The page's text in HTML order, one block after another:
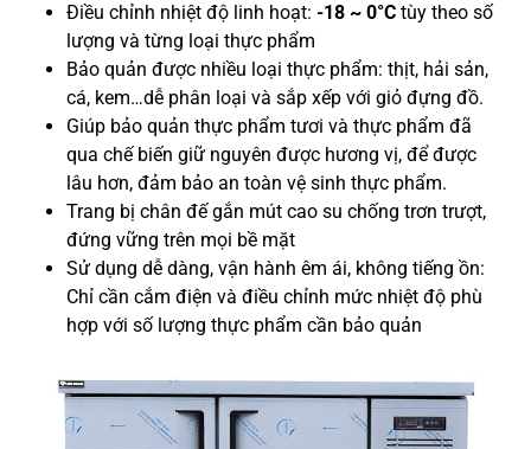
Điều chỉnh nhiệt độ linh hoạt: -18 ~ 0°C tùy theo số
lượng và từng loại thực phẩm
Bảo quản được nhiều loại thực phẩm: thịt, hải sản,
cá, kem…dễ phân loại và sắp xếp với giỏ đựng đồ.
Giúp bảo quản thực phẩm tươi và thực phẩm đã
qua chế biến giữ nguyên được hương vị, để được
lâu hơn, đảm bảo an toàn vệ sinh thực phẩm.
Trang bị chân đế gắn mút cao su chống trơn trượt,
đứng vững trên mọi bề mặt
Sử dụng dễ dàng, vận hành êm ái, không tiếng ồn:
Chỉ cần cắm điện và điều chỉnh mức nhiệt độ phù
hợp với số lượng thực phẩm cần bảo quản